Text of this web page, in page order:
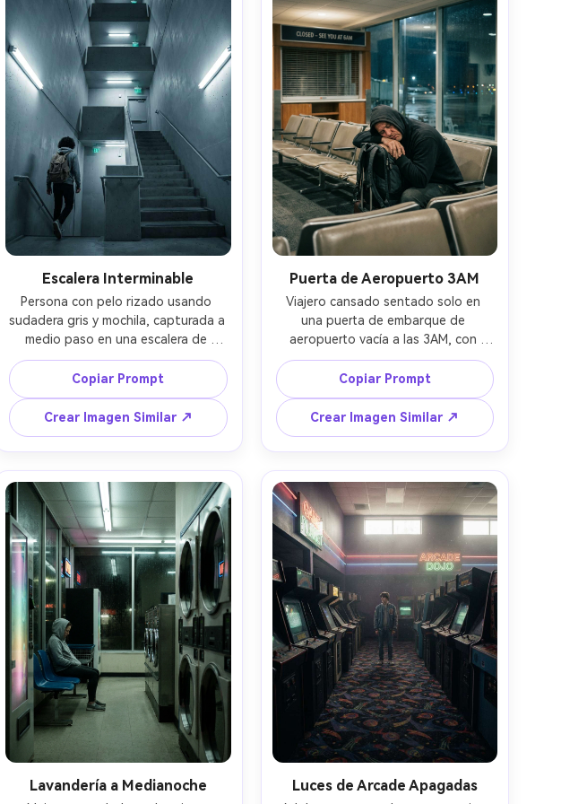
temperatura de color fría, poros de
piel realistas, grano de película sutil,
estilo de fotografía de espacio
liminal --ar 4:5
ambiente liminal onírico e
inquietante --ar 4:5
Escalera Interminable
Persona con pelo rizado usando
sudadera gris y mochila, capturada a
medio paso en una escalera de
hormigón que se repite hacia arriba,
rellanos recurrentes, luz
fluorescente fuerte, señalización de
emergencia verde, vacío resonante,
tomada con Nikon D850 24mm f/2.8,
gran angular, composición simétrica,
líneas arquitectónicas nítidas,
gradación desaturada y fría,
sombras realistas, realismo de
espacio liminal --ar 4:5
Copiar Prompt
Crear Imagen Similar ↗
Puerta de Aeropuerto 3AM
Viajero cansado sentado solo en
una puerta de embarque de
aeropuerto vacía a las 3AM, con
capucha puesta, maleta al lado, filas
de asientos vacíos, kiosco cerrado,
grandes ventanales mostrando la
pista oscura, luz superior suave,
capturada con Sony A7IV 85mm
f/1.8, encuadre de retrato, poca
profundidad de campo, ruido suave,
piel fotorrealista, ambiente liminal
tranquilo y melancólico --ar 4:5
Copiar Prompt
Crear Imagen Similar ↗
Lavandería a Medianoche Luces de Arcade Apagadas